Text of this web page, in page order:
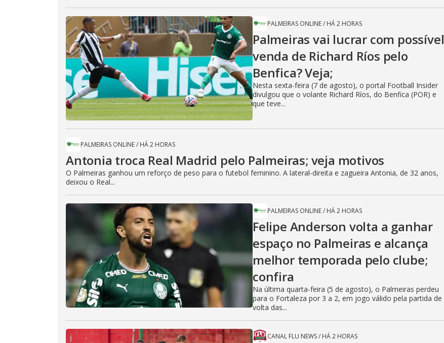
PALMEIRAS ONLINE/ HÁ 2 HORAS
Palmeiras vai lucrar com possível
venda de Richard Ríos pelo
Benfica? Veja;
Nesta sexta-feira (7 de agosto), o portal Football Insider
divulgou que o volante Richard Ríos, do Benfica (POR) e
que teve...
PALMEIRAS ONLINE/ HÁ 2 HORAS
Antonia troca Real Madrid pelo Palmeiras; veja motivos
O Palmeiras ganhou um reforço de peso para o futebol feminino. A lateral-direita e zagueira Antonia, de 32 anos,
deixou o Real...
PALMEIRAS ONLINE/ HÁ 2 HORAS
Felipe Anderson volta a ganhar
espaço no Palmeiras e alcança
melhor temporada pelo clube;
confira
Na última quarta-feira (5 de agosto), o Palmeiras perdeu
para o Fortaleza por 3 a 2, em jogo válido pela partida de
volta das...
CANAL FLU NEWS/ HÁ 2 HORAS